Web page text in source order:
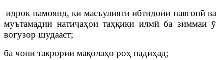
идрок намоянд, ки масъулияти ибтидоии навгонӣ ва
муътамадии натиҷаҳои таҳқиқи илмӣ ба зиммаи ӯ
вогузор шудааст;
ба чопи такрории мақолаҳо роҳ надиҳад;